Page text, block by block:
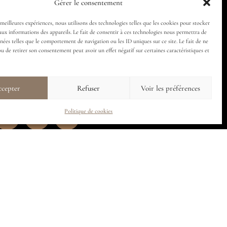
Gérer le consentement
expériences, nous utilisons des technologies telles que les cookies pour stocker
informations des appareils. Le fait de consentir à ces technologies nous permettra de
telles que le comportement de navigation ou les ID uniques sur ce site. Le fait de ne
de retirer son consentement peut avoir un effet négatif sur certaines caractéristiques et
Refuser Voir les préférences
Politique de cookies
us